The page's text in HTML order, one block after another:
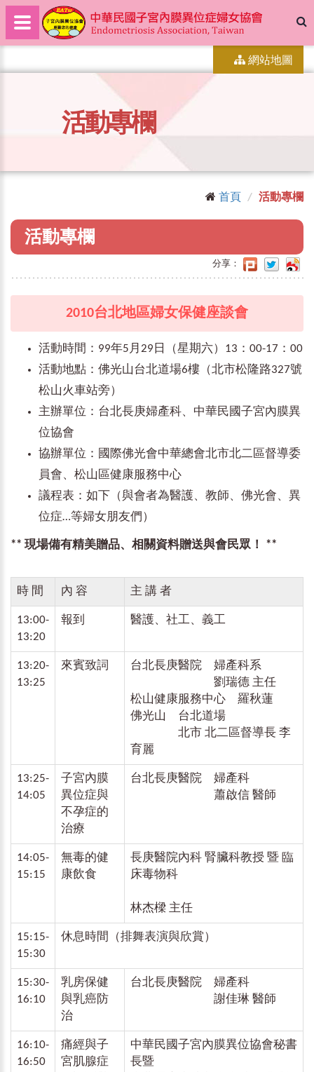
網站地圖
活動專欄
首頁 活動專欄
活動專欄
分享：
2010台北地區婦女保健座談會
活動時間：99年5月29日（星期六）13：00-17：00
活動地點：佛光山台北道場6樓（北市松隆路327號
松山火車站旁）
主辦單位：台北長庚婦產科、中華民國子宮內膜異
位協會
協辦單位：國際佛光會中華總會北市北二區督導委
員會、松山區健康服務中心
議程表：如下（與會者為醫護、教師、佛光會、異
位症…等婦女朋友們）
** 現場備有精美贈品、相關資料贈送與會民眾！ **
時 間 內 容 主 講 者
13:00-
13:20
報到 醫護、社工、義工
13:20-
13:25
來賓致詞
台北長庚醫院 婦產科系
劉瑞德 主任
松山健康服務中心 羅秋蓮
佛光山 台北道場
北市 北二區督導長 李
育麗
13:25-
14:05
子宮內膜
異位症與
不孕症的
治療
台北長庚醫院 婦產科
蕭啟信 醫師
14:05-
15:15
無毒的健
康飲食
長庚醫院內科 腎臟科教授 暨 臨
床毒物科
林杰樑 主任
15:15-
15:30
休息時間（排舞表演與欣賞）
15:30-
16:10
乳房保健
與乳癌防
治
台北長庚醫院 婦產科
謝佳琳 醫師
16:10-
16:50
痛經與子
宮肌腺症
中華民國子宮內膜異位協會秘書
長暨